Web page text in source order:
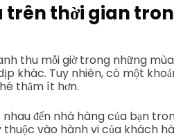
trên thời gian
thu mỗi giờ trong những mùa
khác. Tuy nhiên, có một
thăm ít hơn.
đến nhà hàng của bạn
vào hành vi của khách